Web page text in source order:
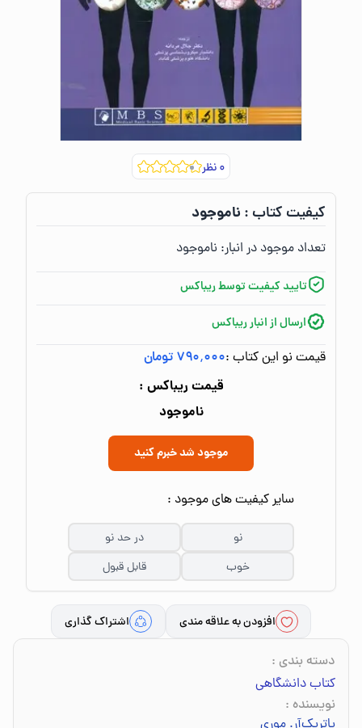
۰نظر
کیفیت کتاب :‌ ناموجود
تعداد موجود در انبار:‌ ناموجود
تایید کیفیت توسط ریباکس
ارسال از انبار ریباکس
قیمت نو این کتاب :۷۹۰٬۰۰۰ تومان
قیمت ریباکس :
ناموجود
موجود شد خبرم کنید
سایر کیفیت های موجود :
نو
در حد نو
خوب
قابل قبول
افزودن به علاقه مندی اشتراک گذاری
دسته بندی :
کتاب دانشگاهی
نویسنده :